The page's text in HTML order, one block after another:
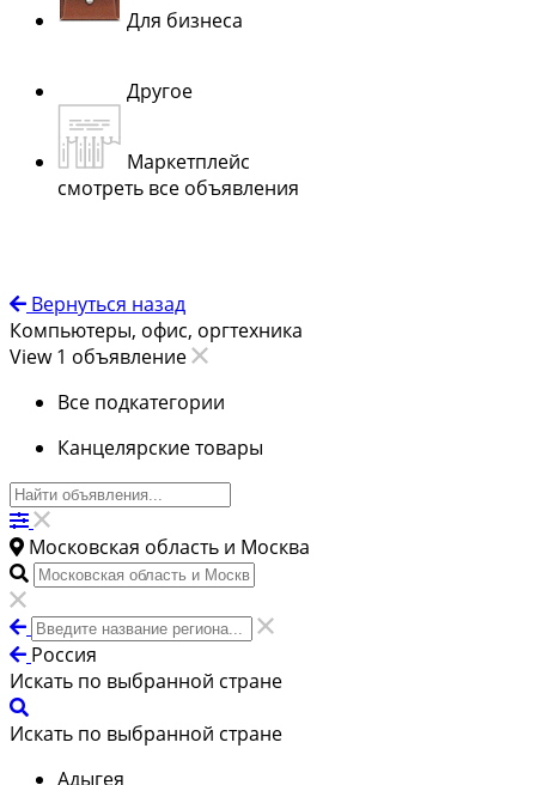
Для бизнеса
Другое
Маркетплейс
смотреть все объявления
Вернуться назад
Компьютеры, офис, оргтехника
View 1 объявление
Все подкатегории
Канцелярские товары
Московская область и Москва
Россия
Искать по выбранной стране
Искать по выбранной стране
Адыгея